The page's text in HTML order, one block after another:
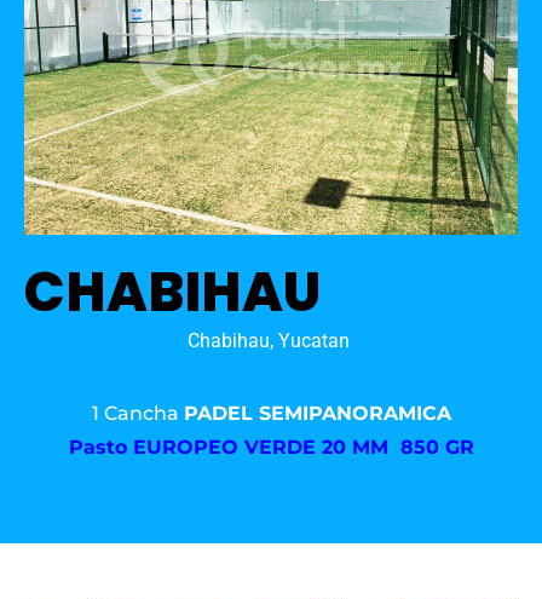
CHABIHAU
Chabihau, Yucatan
1 Cancha PADEL SEMIPANORAMICA
Pasto EUROPEO VERDE 20 MM 850 GR